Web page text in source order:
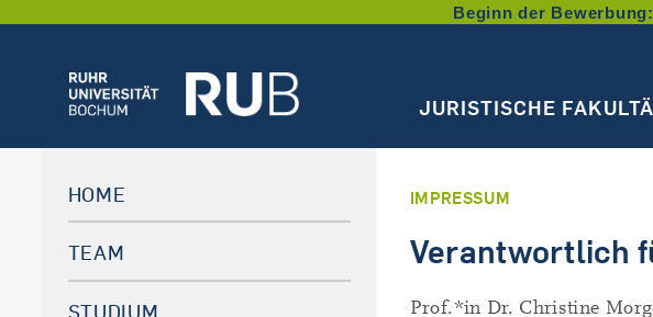
Beginn der
JURISTISCHE
HOME
TEAM
STUDIUM
IMPRESSUM
Verantwortlich
Prof.*in Dr. Christine